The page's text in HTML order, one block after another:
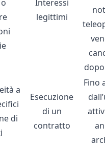
Interessi
legittimi
a
di
Esecuzione
di un
contratto
Fino